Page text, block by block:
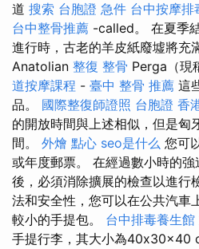
道 搜索 台胞證 急件 台中按摩排
台中整骨推薦 -called。 在夏季
進行時，古老的羊皮紙廢墟將充
Anatolian 整復 整骨 Perga（現
道按摩課程 - 臺中 整骨 推薦 這
品。 國際整復師證照 台胞證 香
的開放時間與上述相似，但是匈
間。 外燴 點心 seo是什么 您可
或年度郵票。 在經過數小時的
後，必須消除擴展的檢查以進行
法和安全性，您可以在公共汽車
較小的手提包。 台中排毒養生館
手提行李，其大小為40x30x40